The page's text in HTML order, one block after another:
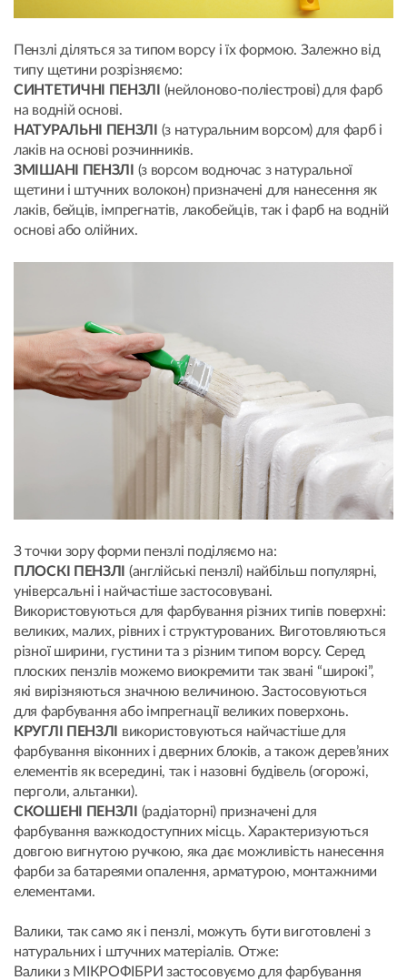
Пензлі діляться за типом ворсу і їх формою. Залежно від
типу щетини розрізняємо:
СИНТЕТИЧНІ ПЕНЗЛІ
(нейлоново-поліестрові) для фарб
на водній основі.
НАТУРАЛЬНІ ПЕНЗЛІ
(з натуральним ворсом) для фарб і
лаків на основі розчинників.
ЗМІШАНІ ПЕНЗЛІ
(з ворсом водночас з натуральної
щетини і штучних волокон) призначені для нанесення як
лаків, бейців, імпрегнатів, лакобейців, так і фарб на водній
основі або олійних.
З точки зору форми пензлі поділяємо на:
ПЛОСКІ ПЕНЗЛІ
(англійські пензлі) найбільш популярні,
універсальні і найчастіше застосовувані.
Використовуються для фарбування різних типів поверхні:
великих, малих, рівних і структурованих. Виготовляються
різної ширини, густини та з різним типом ворсу. Серед
плоских пензлів можемо виокремити так звані “широкі”,
які вирізняються значною величиною. Застосовуються
для фарбування або імпрегнації великих поверхонь.
КРУГЛІ ПЕНЗЛІ
використовуються найчастіше для
фарбування віконних і дверних блоків, а також дерев’яних
елементів як всередині, так і назовні будівель (огорожі,
перголи, альтанки).
СКОШЕНІ ПЕНЗЛІ (радіаторні) призначені для
фарбування важкодоступних місць. Характеризуються
довгою вигнутою ручкою, яка дає можливість нанесення
фарби за батареями опалення, арматурою, монтажними
елементами.
Валики, так само як і пензлі, можуть бути виготовлені з
натуральних і штучних матеріалів. Отже:
Валики з МІКРОФІБРИ застосовуємо для фарбування